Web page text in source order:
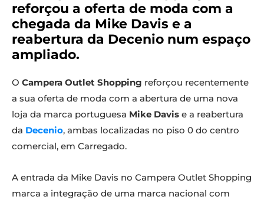
reforçou a oferta de moda com a
chegada da Mike Davis e a
reabertura da Decenio num espaço
ampliado.
O Campera Outlet Shopping reforçou recentemente
a sua oferta de moda com a abertura de uma nova
loja da marca portuguesa Mike Davis e a reabertura
da Decenio, ambas localizadas no piso 0 do centro
comercial, em Carregado.
A entrada da Mike Davis no Campera Outlet Shopping
marca a integração de uma marca nacional com